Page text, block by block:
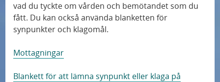
vad du tyckte om vården och bemötandet som du
fått. Du kan också använda blanketten för
synpunkter och klagomål.
Mottagningar
Blankett för att lämna synpunkt eller klaga på